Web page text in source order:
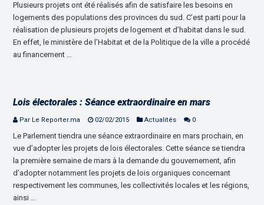
Plusieurs projets ont été réalisés afin de satisfaire les besoins en
logements des populations des provinces du sud. C’est parti pour la
réalisation de plusieurs projets de logement et d’habitat dans le sud.
En effet, le ministère de l’Habitat et de la Politique de la ville a procédé
au financement …
Lois électorales : Séance extraordinaire en mars
Par Le Reporter.ma 02/02/2015 Actualités 0
Le Parlement tiendra une séance extraordinaire en mars prochain, en
vue d’adopter les projets de lois électorales. Cette séance se tiendra
la première semaine de mars à la demande du gouvernement, afin
d’adopter notamment les projets de lois organiques concernant
respectivement les communes, les collectivités locales et les régions,
ainsi …